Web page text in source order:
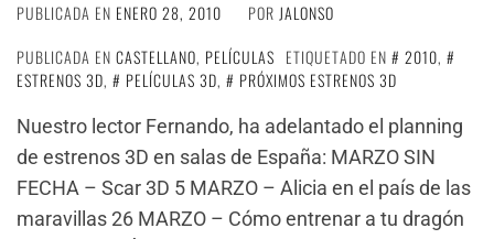
PUBLICADA EN ENERO 28, 2010 POR JALONSO
PUBLICADA EN CASTELLANO, PELÍCULAS ETIQUETADO EN 2010,
ESTRENOS 3D, PELÍCULAS 3D,
PRÓXIMOS ESTRENOS 3D
Nuestro lector Fernando, ha adelantado el planning
de estrenos 3D en salas de España: MARZO SIN
FECHA – Scar 3D 5 MARZO – Alicia en el país de las
maravillas 26 MARZO – Cómo entrenar a tu dragón